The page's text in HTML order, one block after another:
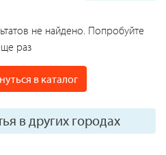
не найдено. Попробуйте
раз
в каталог
в других городах